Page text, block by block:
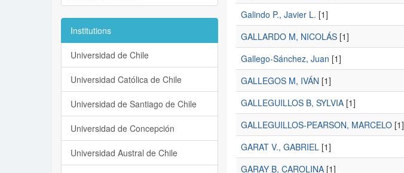
Galindo P., Javier L. [1]
GALLARDO M, NICOLÁS[1]
Gallego-Sánchez, Juan [1]
GALLEGOS M, IVÁN [1]
GALLEGUILLOS B, SYLVIA[1]
GALLEGUILLOS-PEARSON, MARCELO[1]
GARAT V., GABRIEL[1]
GARAY B, CAROLINA[1]
Institutions
Universidad de Chile
Universidad Católica de Chile
Universidad de Santiago de Chile
Universidad de Concepción
Universidad Austral de Chile